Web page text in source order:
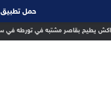
يطيح بقاصر مشتبه في تورطه في
حمل تطبيق